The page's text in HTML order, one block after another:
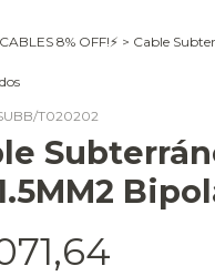
8% OFF!⚡ > Cable
T020202